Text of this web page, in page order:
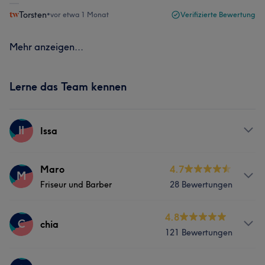
Torsten•vor etwa 1 Monat Verifizierte Bewertung
Mehr anzeigen...
Lerne das Team kennen
II Issa
Services
M Maro
Friseur und Barber
4.7
28 Bewertungen
Services
C chia
4.8
121 Bewertungen